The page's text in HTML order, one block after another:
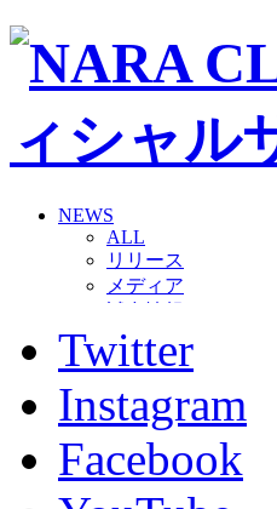
NEWS
ALL
リリース
メディア
グッズ
ファンコミュニティ
ホームタウン
コラム
その他
TEAM
Twitter
Instagram
Facebook